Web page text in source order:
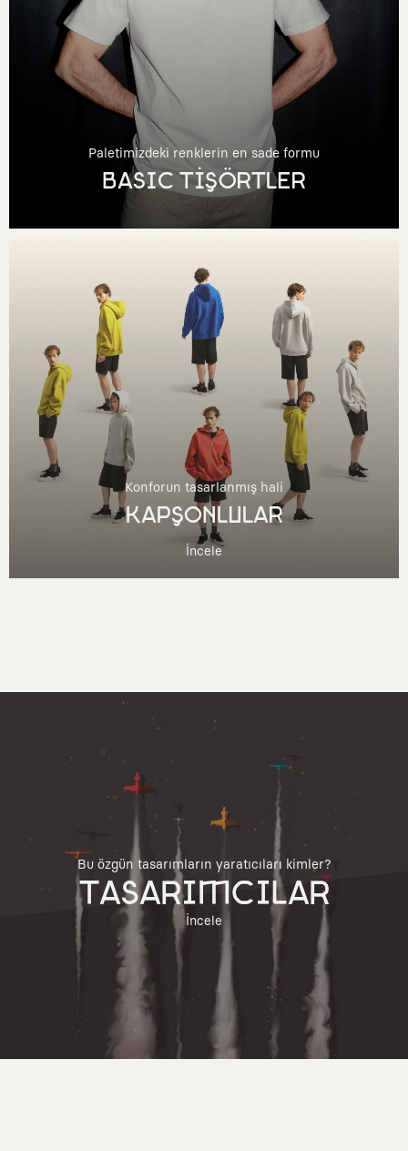
Paletimizdeki renklerin en sade formu
BASIC TİŞÖRTLER
Konforun tasarlanmış hali
KAPŞONLULAR
İncele
Bu özgün tasarımların yaratıcıları kimler?
TASARIMCILAR
İncele